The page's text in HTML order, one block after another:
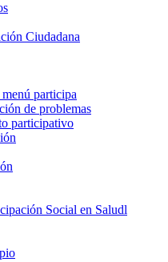
Ciudadana
participa
de problemas
participativo
Social en Saludl